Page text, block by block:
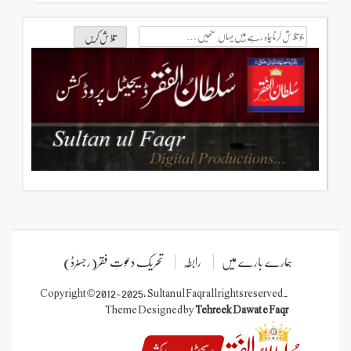
تلاش
چاہ
ہیں
لکھیں
ہمارے بارے میں رابطہ تحریک دعوتِ فقر(رجسٹرڈ)
Copyright © 2012-2025, Sultan ul Faqr all rights reserved.
Theme Designed byTehreek Dawat e Faqr